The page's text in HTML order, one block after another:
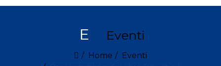
E Eventi
Home
Eventi